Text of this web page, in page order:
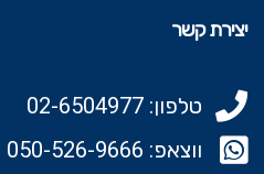
יצירת קשר
טלפון: 02-6504977
ווצאפ: 050-526-9666‬